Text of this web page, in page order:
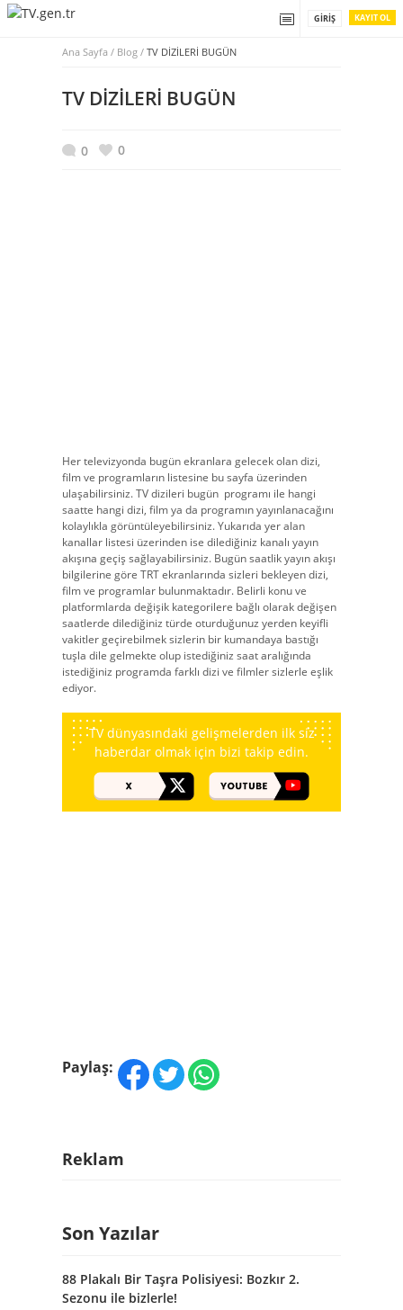
KAYIT OL
GIRIŞ
Ana Sayfa / Blog / TV DİZİLERİ BUGÜN
TV DİZİLERİ BUGÜN
0 0
Her televizyonda bugün ekranlara gelecek olan dizi,
film ve programların listesine bu sayfa üzerinden
ulaşabilirsiniz. TV dizileri bugün programı ile hangi
saatte hangi dizi, film ya da programın yayınlanacağını
kolaylıkla görüntüleyebilirsiniz. Yukarıda yer alan
kanallar listesi üzerinden ise dilediğiniz kanalı yayın
akışına geçiş sağlayabilirsiniz. Bugün saatlik yayın akışı
bilgilerine göre TRT ekranlarında sizleri bekleyen dizi,
film ve programlar bulunmaktadır. Belirli konu ve
platformlarda değişik kategorilere bağlı olarak değişen
saatlerde dilediğiniz türde oturduğunuz yerden keyifli
vakitler geçirebilmek sizlerin bir kumandaya bastığı
tuşla dile gelmekte olup istediğiniz saat aralığında
istediğiniz programda farklı dizi ve filmler sizlerle eşlik
ediyor.
TV dünyasındaki gelişmelerden ilk siz
haberdar olmak için bizi takip edin.
Paylaş:
Reklam
Son Yazılar
88 Plakalı Bir Taşra Polisiyesi: Bozkır 2.
Sezonu ile bizlerle!